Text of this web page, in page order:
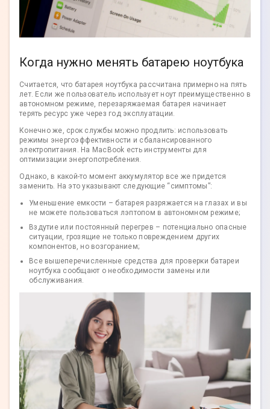
Когда нужно менять батарею ноутбука
Считается, что батарея ноутбука рассчитана примерно на пять
лет. Если же пользователь использует ноут преимущественно в
автономном режиме, перезаряжаемая батарея начинает
терять ресурс уже через год эксплуатации.
Конечно же, срок службы можно продлить: использовать
режимы энергоэффективности и сбалансированного
электропитания. На MacBook есть инструменты для
оптимизации энергопотребления.
Однако, в какой-то момент аккумулятор все же придется
заменить. На это указывают следующие “симптомы”:
Уменьшение емкости – батарея разряжается на глазах и вы
не можете пользоваться лэптопом в автономном режиме;
Вздутие или постоянный перегрев – потенциально опасные
ситуации, грозящие не только повреждением других
компонентов, но возгоранием;
Все вышеперечисленные средства для проверки батареи
ноутбука сообщают о необходимости замены или
обслуживания.